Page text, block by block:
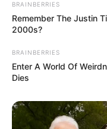
BRAINBERRIES
Remember The Justin
2000s?
BRAINBERRIES
Enter A World Of
Dies